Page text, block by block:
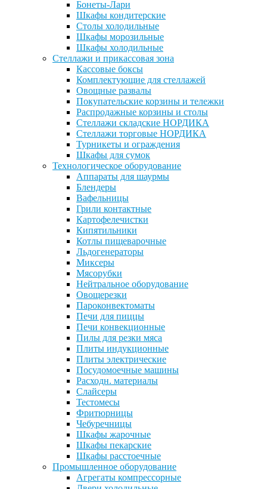
Бонеты-Лари
Шкафы кондитерские
Столы холодильные
Шкафы морозильные
Шкафы холодильные
Стеллажи и прикассовая зона
Кассовые боксы
Комплектующие для стеллажей
Овощные развалы
Покупательские корзины и тележки
Распродажные корзины и столы
Стеллажи складские НОРДИКА
Стеллажи торговые НОРДИКА
Турникеты и ограждения
Шкафы для сумок
Технологическое оборудование
Аппараты для шаурмы
Блендеры
Вафельницы
Грили контактные
Картофелечистки
Кипятильники
Котлы пищеварочные
Льдогенераторы
Миксеры
Мясорубки
Нейтральное оборудование
Овощерезки
Пароконвектоматы
Печи для пиццы
Печи конвекционные
Пилы для резки мяса
Плиты индукционные
Плиты электрические
Посудомоечные машины
Расходн. материалы
Слайсеры
Тестомесы
Фритюрницы
Чебуречницы
Шкафы жарочные
Шкафы пекарские
Шкафы расстоечные
Промышленное оборудование
Агрегаты компрессорные